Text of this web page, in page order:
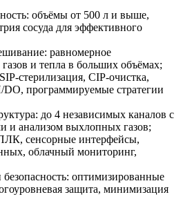
объёмы от 500 л и выше,
сосуда для эффективного
равномерное
газов и тепла в больших объёмах;
стерилизация, CIP-очистка,
DO, программируемые стратегии
до 4 независимых каналов с
и анализом выхлопных газов;
сенсорные интерфейсы,
облачный мониторинг,
оптимизированные
защита, минимизация